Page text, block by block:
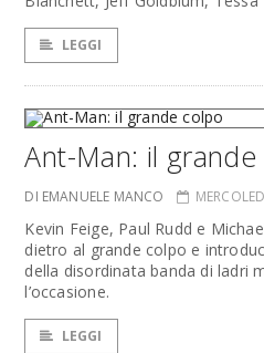
LEGGI
Ant-Man: il
DI EMANUELE MANCO
Kevin Feige, Paul Rudd e
dietro al grande colpo e
della disordinata banda di ladri
l’occasione.
LEGGI